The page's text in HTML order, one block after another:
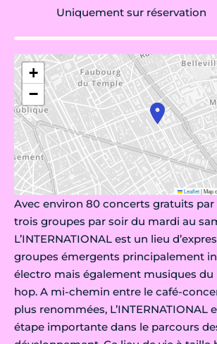
Uniquement sur réservation
+
−
Leaflet|Map
Avec environ 80 concerts gratuits par
trois groupes par soir du mardi au
L’INTERNATIONAL est un lieu
groupes émergents principalement
électro mais également musiques
hop. A mi-chemin entre le café-
plus renommées, L’INTERNATIONAL
étape importante dans le parcours